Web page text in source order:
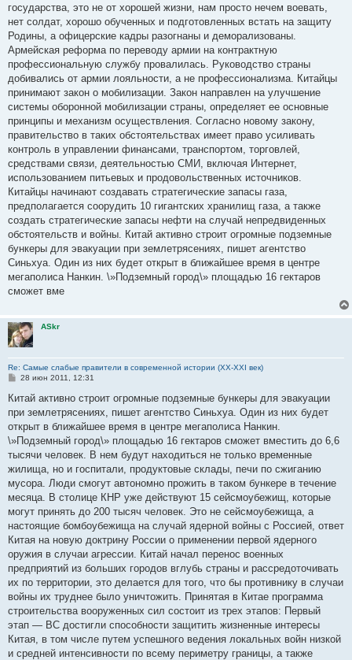
государства, это не от хорошей жизни, нам просто нечем воевать,
нет солдат, хорошо обученных и подготовленных встать на защиту
Родины, а офицерские кадры разогнаны и деморализованы.
Армейская реформа по переводу армии на контрактную
профессиональную службу провалилась. Руководство страны
добивались от армии лояльности, а не профессионализма. Китайцы
принимают закон о мобилизации. Закон направлен на улучшение
системы оборонной мобилизации страны, определяет ее основные
принципы и механизм осуществления. Согласно новому закону,
правительство в таких обстоятельствах имеет право усиливать
контроль в управлении финансами, транспортом, торговлей,
средствами связи, деятельностью СМИ, включая Интернет,
использованием питьевых и продовольственных источников.
Китайцы начинают создавать стратегические запасы газа,
предполагается соорудить 10 гигантских хранилищ газа, а также
создать стратегические запасы нефти на случай непредвиденных
обстоятельств и войны. Китай активно строит огромные подземные
бункеры для эвакуации при землетрясениях, пишет агентство
Синьхуа. Один из них будет открыт в ближайшее время в центре
мегаполиса Нанкин. \»Подземный город\» площадью 16 гектаров
сможет вме
ASkr
Re: Самые слабые правители в современной истории (XX-XXI век)
С
о
щ
е
и
е
28 июн 2011, 12:31
Китай активно строит огромные подземные бункеры для эвакуации
при землетрясениях, пишет агентство Синьхуа. Один из них будет
открыт в ближайшее время в центре мегаполиса Нанкин.
\»Подземный город\» площадью 16 гектаров сможет вместить до 6,6
тысячи человек. В нем будут находиться не только временные
жилища, но и госпитали, продуктовые склады, печи по сжиганию
мусора. Люди смогут автономно прожить в таком бункере в течение
месяца. В столице КНР уже действуют 15 сейсмоубежищ, которые
могут принять до 200 тысяч человек. Это не сейсмоубежища, а
настоящие бомбоубежища на случай ядерной войны с Россией, ответ
Китая на новую доктрину России о применении первой ядерного
оружия в случаи агрессии. Китай начал перенос военных
предприятий из больших городов вглубь страны и рассредоточивать
их по территории, это делается для того, что бы противнику в случаи
войны их труднее было уничтожить. Принятая в Китае программа
строительства вооруженных сил состоит из трех этапов: Первый
этап — ВС достигли способности защитить жизненные интересы
Китая, в том числе путем успешного ведения локальных войн низкой
и средней интенсивности по всему периметру границы, а также